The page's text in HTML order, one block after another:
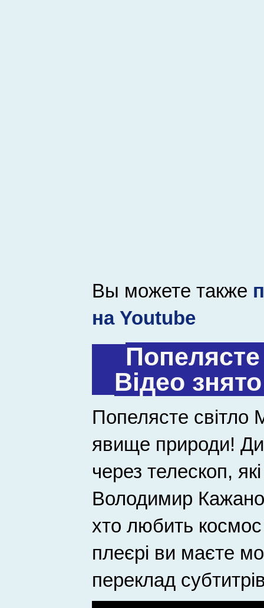
Вы можете также
на Youtube
Попелясте
Відео
Попелясте світло
явище природи!
через телескоп,
Володимир
хто любить космос
плеєрі ви маєте
переклад